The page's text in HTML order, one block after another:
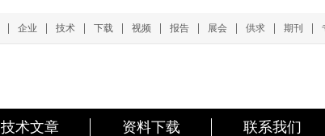
企业 技术 下载 视频 报告 展会 供求 期刊
技术文章 资料下载 联系我们